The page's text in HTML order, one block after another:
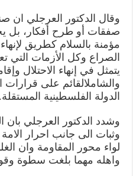
وقال الدكتور العرجلي ان
صفقات أو طرح أفكار، بل
مؤمنة بالسلام كطريق لإنهاء
الصراع وكل الأزمات التي
يتمثل في إنهاء الاحتلال
والشاملالقائم على قرارات
الدولة الفلسطينية المستقلة.
وشدد الدكتور العرجلي بان
وثبات الى جانب احرار الامة
لواء محور المقاومة وان
واهله مهما بلغت سطوة